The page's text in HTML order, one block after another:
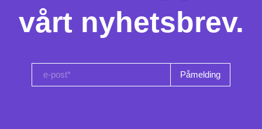
vårt nyhetsbrev.
e-post*